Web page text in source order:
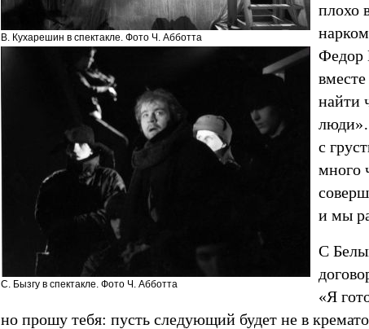
В. Кухарешин в спектакле. Фото Ч. Абботта
С. Бызгу в спектакле. Фото Ч. Абботта
плохо
Федор
найти
с
много
и мы
С
«Я
но прошу тебя: пусть следующий будет не в